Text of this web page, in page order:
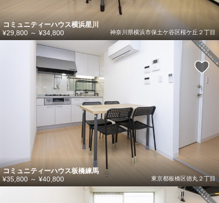
コミュニティーハウス横浜星川
神奈川県横浜市保土ケ谷区桜ケ丘２丁目
¥29,800 ～¥34,800
コミュニティーハウス板橋練馬
東京都板橋区徳丸２丁目
¥35,800～¥40,800